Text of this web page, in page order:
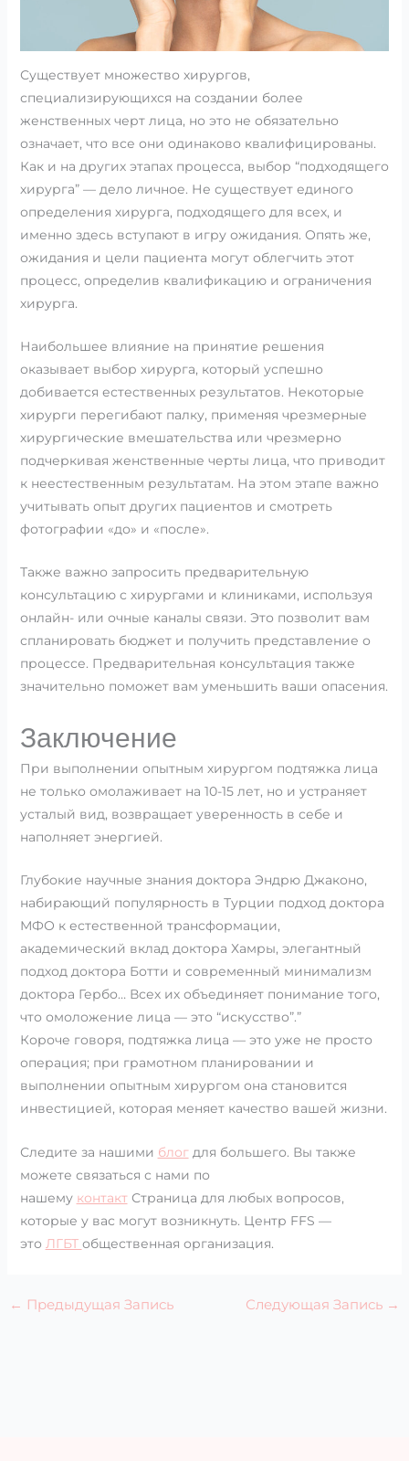
Существует множество хирургов,
специализирующихся на создании более
женственных черт лица, но это не обязательно
означает, что все они одинаково квалифицированы.
Как и на других этапах процесса, выбор “подходящего
хирурга” — дело личное. Не существует единого
определения хирурга, подходящего для всех, и
именно здесь вступают в игру ожидания. Опять же,
ожидания и цели пациента могут облегчить этот
процесс, определив квалификацию и ограничения
хирурга.
Наибольшее влияние на принятие решения
оказывает выбор хирурга, который успешно
добивается естественных результатов. Некоторые
хирурги перегибают палку, применяя чрезмерные
хирургические вмешательства или чрезмерно
подчеркивая женственные черты лица, что приводит
к неестественным результатам. На этом этапе важно
учитывать опыт других пациентов и смотреть
фотографии «до» и «после».
Также важно запросить предварительную
консультацию с хирургами и клиниками, используя
онлайн- или очные каналы связи. Это позволит вам
спланировать бюджет и получить представление о
процессе. Предварительная консультация также
значительно поможет вам уменьшить ваши опасения.
Заключение
При выполнении опытным хирургом подтяжка лица
не только омолаживает на 10-15 лет, но и устраняет
усталый вид, возвращает уверенность в себе и
наполняет энергией.
Глубокие научные знания доктора Эндрю Джаконо,
набирающий популярность в Турции подход доктора
МФО к естественной трансформации,
академический вклад доктора Хамры, элегантный
подход доктора Ботти и современный минимализм
доктора Гербо… Всех их объединяет понимание того,
что омоложение лица — это “искусство”.”
Короче говоря, подтяжка лица — это уже не просто
операция; при грамотном планировании и
выполнении опытным хирургом она становится
инвестицией, которая меняет качество вашей жизни.
Следите за нашими блогдля большего. Вы также
можете связаться с нами по
нашему контактСтраница для любых вопросов,
которые у вас могут возникнуть. Центр FFS —
это ЛГБТ общественная организация.
← Предыдущая Запись Следующая Запись →